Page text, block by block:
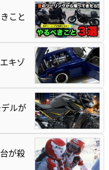
こと
キゾ
ルが
が殺